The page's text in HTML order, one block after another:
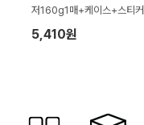
저160g1매+케이스+스티
사 답례품
5,410원